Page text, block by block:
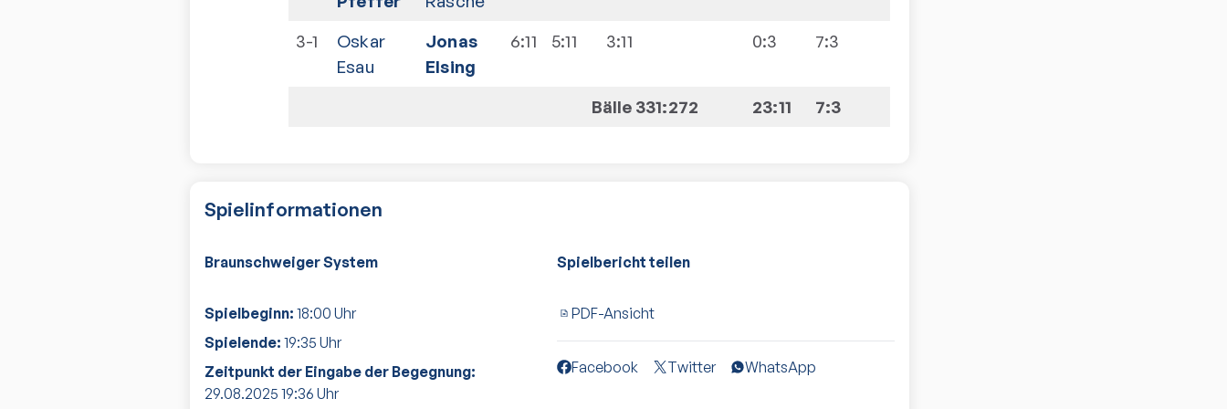
3-1
Oskar
Esau
Jonas
Elsing
6:11 5:11 3:11 0:3 7:3
Bälle 331:272 23:11 7:3
Spielinformationen
Braunschweiger System
Spielbeginn: 18:00 Uhr
Spielende: 19:35 Uhr
Zeitpunkt der Eingabe der Begegnung:
29.08.2025 19:36 Uhr
Spielbericht teilen
PDF-Ansicht
Facebook Twitter WhatsApp